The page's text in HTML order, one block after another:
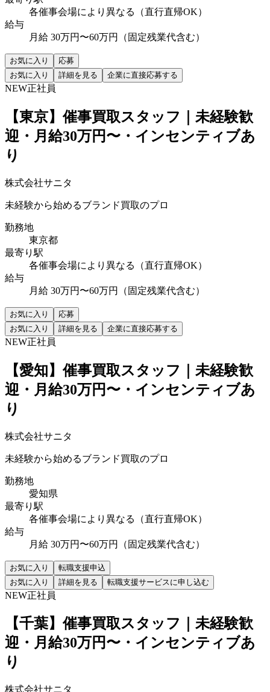
各催事会場により異なる（直行直帰OK）
給与
月給 30万円〜60万円（固定残業代含む）
お気に入り
応募
お気に入り
詳細を見る 企業に直接応募する
NEW正社員
【東京】催事買取スタッフ｜未経験歓
迎・月給30万円〜・インセンティブあ
り
株式会社サニタ
未経験から始めるブランド買取のプロ
勤務地
東京都
最寄り駅
各催事会場により異なる（直行直帰OK）
給与
月給 30万円〜60万円（固定残業代含む）
お気に入り
応募
お気に入り
詳細を見る 企業に直接応募する
NEW正社員
【愛知】催事買取スタッフ｜未経験歓
迎・月給30万円〜・インセンティブあ
り
株式会社サニタ
未経験から始めるブランド買取のプロ
勤務地
愛知県
最寄り駅
各催事会場により異なる（直行直帰OK）
給与
月給 30万円〜60万円（固定残業代含む）
お気に入り
転職支援申込
お気に入り
詳細を見る 転職支援サービスに申し込む
NEW正社員
【千葉】催事買取スタッフ｜未経験歓
迎・月給30万円〜・インセンティブあ
り
株式会社サニタ